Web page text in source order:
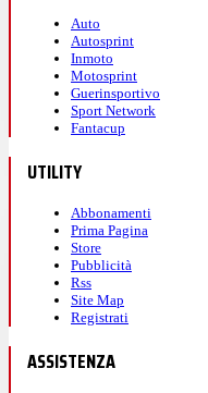
Auto
Autosprint
Inmoto
Motosprint
Guerinsportivo
Sport Network
Fantacup
UTILITY
Abbonamenti
Prima Pagina
Store
Pubblicità
Rss
Site Map
Registrati
ASSISTENZA